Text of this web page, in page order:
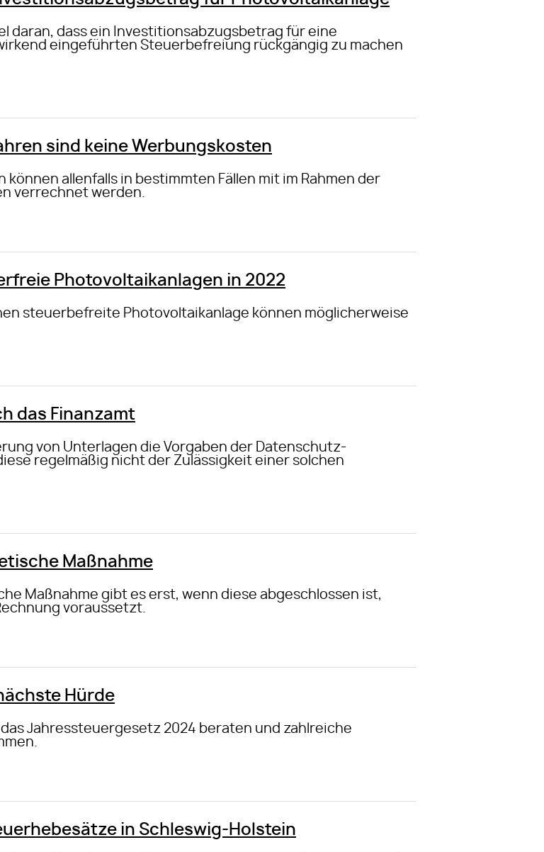
daran, dass ein Investitionsabzugsbetrag für eine
eingeführten Steuerbefreiung rückgängig zu machen
sind keine Werbungskosten
allenfalls in bestimmten Fällen mit im Rahmen der
verrechnet werden.
Photovoltaikanlagen in 2022
steuerbefreite Photovoltaikanlage können möglicherweise
das Finanzamt
von Unterlagen die Vorgaben der Datenschutz-
regelmäßig nicht der Zulässigkeit einer solchen
Maßnahme
Maßnahme gibt es erst, wenn diese abgeschlossen ist,
voraussetzt.
Hürde
Jahressteuergesetz 2024 beraten und zahlreiche
in Schleswig-Holstein